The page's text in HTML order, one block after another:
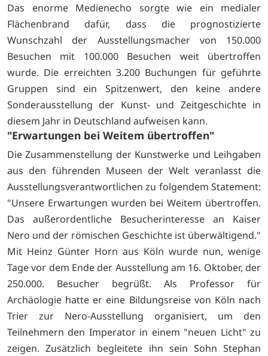
Das enorme Medienecho sorgte wie ein medialer
Flächenbrand dafür, dass die prognostizierte
Wunschzahl der Ausstellungsmacher von 150.000
Besuchen mit 100.000 Besuchen weit übertroffen
wurde. Die erreichten 3.200 Buchungen für geführte
Gruppen sind ein Spitzenwert, den keine andere
Sonderausstellung der Kunst- und Zeitgeschichte in
diesem Jahr in Deutschland aufweisen kann.
"Erwartungen bei Weitem übertroffen"
Die Zusammenstellung der Kunstwerke und Leihgaben
aus den führenden Museen der Welt veranlasst die
Ausstellungsverantwortlichen zu folgendem Statement:
"Unsere Erwartungen wurden bei Weitem übertroffen.
Das außerordentliche Besucherinteresse an Kaiser
Nero und der römischen Geschichte ist überwältigend."
Mit Heinz Günter Horn aus Köln wurde nun, wenige
Tage vor dem Ende der Ausstellung am 16. Oktober, der
250.000. Besucher begrüßt. Als Professor für
Archäologie hatte er eine Bildungsreise von Köln nach
Trier zur Nero-Ausstellung organisiert, um den
Teilnehmern den Imperator in einem "neuen Licht" zu
zeigen. Zusätzlich begleitete ihn sein Sohn Stephan